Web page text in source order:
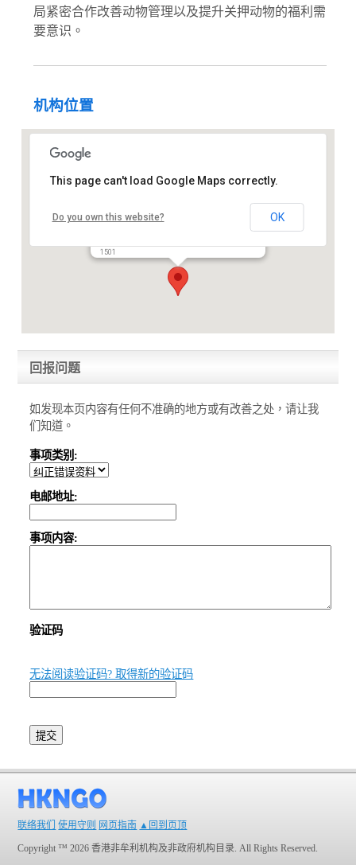
局紧密合作改善动物管理以及提升关押动物的福利需
要意识。
机构位置
亚洲动物基金
1501
This page can't load Google Maps correctly.
Do you own this website? OK
回报问题
如发现本页内容有任何不准确的地方或有改善之处，请让我
们知道。
事项类别:
电邮地址:
事项内容:
验证码
无法阅读验证码? 取得新的验证码
联络我们 使用守则 网页指南 ▲回到页顶
Copyright ™ 2026 香港非牟利机构及非政府机构目录. All Rights Reserved.